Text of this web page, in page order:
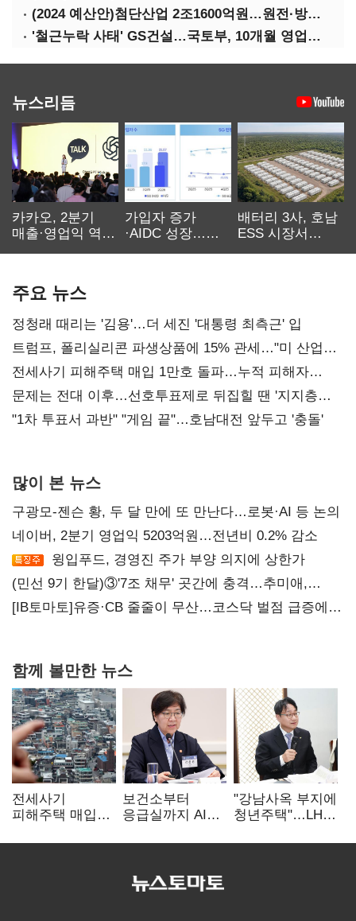
(2024 예산안)첨단산업 2조1600억원…원전·방산·플랜트에 1조3000억원
'철근누락 사태' GS건설…국토부, 10개월 영업정지 처분
뉴스리듬
카카오, 2분기
매출·영업익 역대
가입자 증가
·AIDC 성장…
배터리 3사, 호남
ESS 시장서
주요 뉴스
정청래 때리는 '김용'…더 세진 '대통령 최측근' 입
트럼프, 폴리실리콘 파생상품에 15% 관세…"미 산업
재건"
전세사기 피해주택 매입 1만호 돌파…누적 피해자
4만278명
문제는 전대 이후…선호투표제로 뒤집힐 땐 '지지층
불복'
"1차 투표서 과반" "게임 끝"…호남대전 앞두고 '충돌'
많이 본 뉴스
구광모-젠슨 황, 두 달 만에 또 만난다…로봇·AI 등 논의
네이버, 2분기 영업익 5203억원…전년비 0.2% 감소
윙입푸드, 경영진 주가 부양 의지에 상한가
(민선 9기 한달)③'7조 채무' 곳간에 충격…추미애,
20년만에 '비상재정' 선언 승부수
[IB토마토]유증·CB 줄줄이 무산…코스닥 벌점 급증에
함께 볼만한 뉴스
전세사기
피해주택 매입
누적 피해자
보건소부터
응급실까지 AI
혁신 본격화
"강남사옥 부지에
청년주택"…LH도